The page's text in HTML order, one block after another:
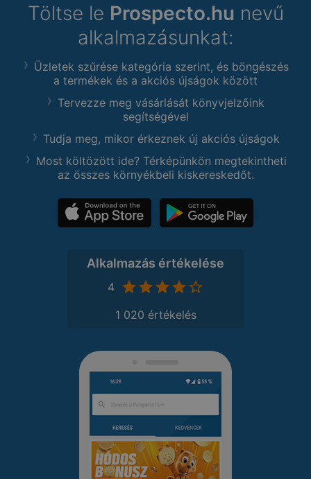
Töltse le Prospecto.hu nevű
alkalmazásunkat:
Üzletek szűrése kategória szerint, és böngészés
a termékek és a akciós újságok között
Tervezze meg vásárlását könyvjelzőink
segítségével
Tudja meg, mikor érkeznek új akciós újságok
Most költözött ide? Térképünkön megtekintheti
az összes környékbeli kiskereskedőt.
Alkalmazás értékelése
4
1 020 értékelés